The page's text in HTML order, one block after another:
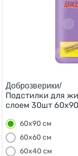
Доброзверики/
Подстилки для
слоем 30шт
60х90 см
60х60 см
60х40 см